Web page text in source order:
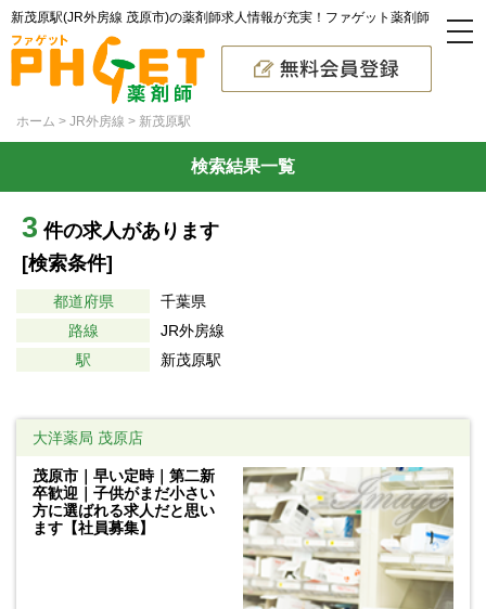
新茂原駅(JR外房線 茂原市)の薬剤師求人情報が充実！ファゲット薬剤師
ホーム JR外房線 新茂原駅
検索結果一覧
3 件の求人があります
[検索条件]
都道府県
千葉県
路線
JR外房線
駅
新茂原駅
大洋薬局 茂原店
茂原市｜早い定時｜第二新
卒歓迎｜子供がまだ小さい
方に選ばれる求人だと思い
ます【社員募集】